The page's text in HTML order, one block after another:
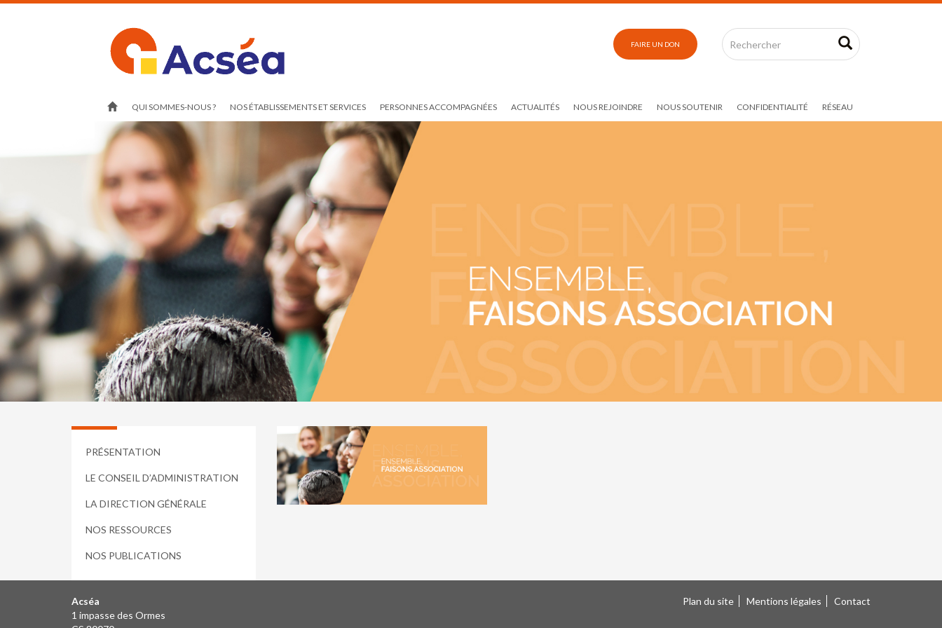
FAIRE UN DON
QUI SOMMES-NOUS ? NOS ÉTABLISSEMENTS ET SERVICES PERSONNES ACCOMPAGNÉES ACTUALITÉS NOUS REJOINDRE NOUS SOUTENIR CONFIDENTIALITÉ RÉSEAU
PRÉSENTATION
LE CONSEIL D’ADMINISTRATION
LA DIRECTION GÉNÉRALE
NOS RESSOURCES
NOS PUBLICATIONS
Acséa
1 impasse des Ormes
Plan du site Mentions légales Contact